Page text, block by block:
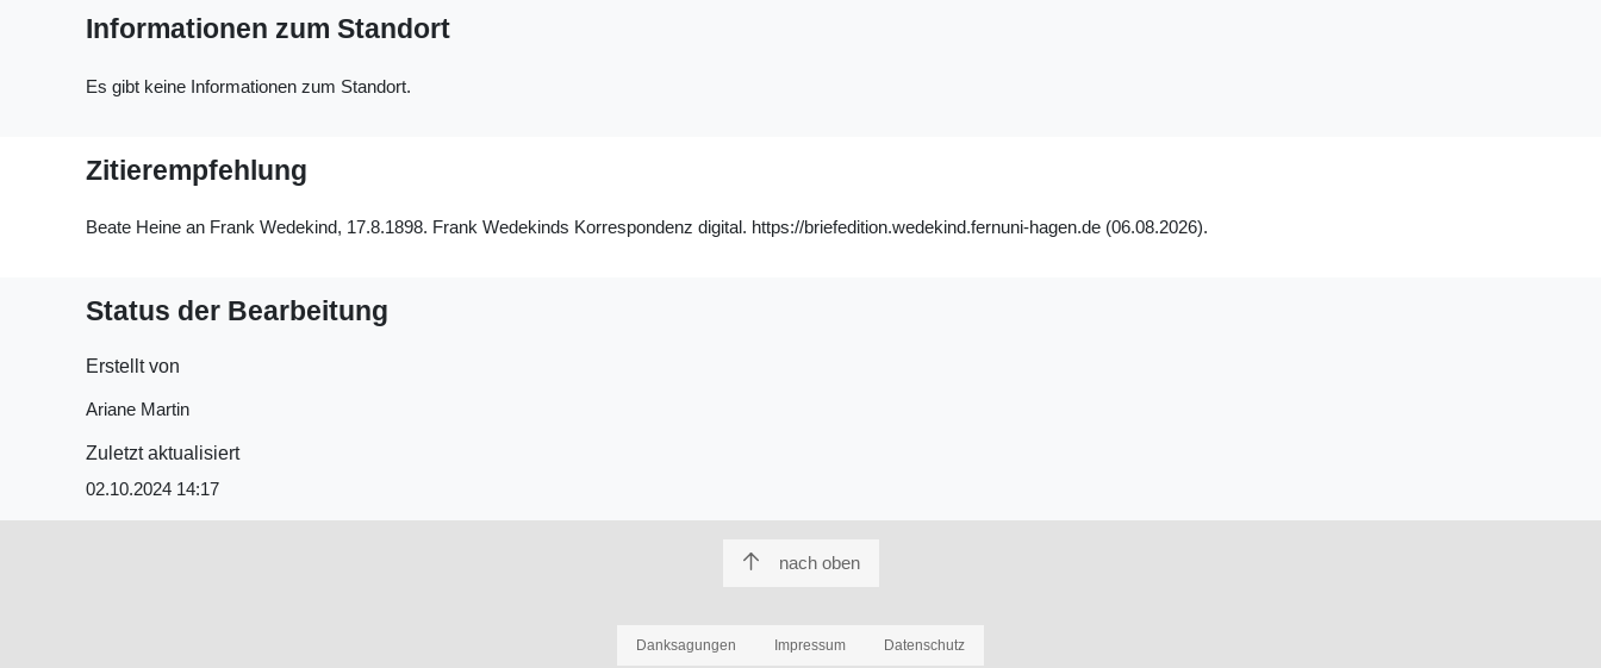
Informationen zum Standort
Es gibt keine Informationen zum Standort.
Zitierempfehlung
Beate Heine an Frank Wedekind, 17.8.1898. Frank Wedekinds Korrespondenz digital. https://briefedition.wedekind.fernuni-hagen.de (06.08.2026).
Status der Bearbeitung
Erstellt von
Ariane Martin
Zuletzt aktualisiert
02.10.2024 14:17
nach oben
Danksagungen Impressum Datenschutz